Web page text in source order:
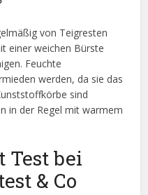
von Teigresten
einer weichen Bürste
Feuchte
werden, da sie das
sind
in der Regel mit warmem
Test bei
& Co